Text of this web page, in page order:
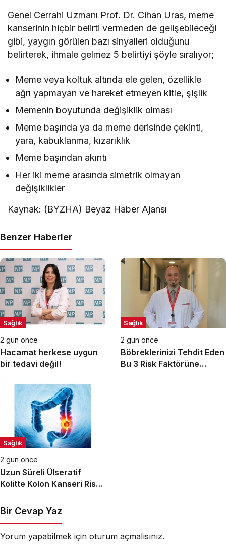
Genel Cerrahi Uzmanı Prof. Dr. Cihan Uras, meme
kanserinin hiçbir belirti vermeden de gelişebileceği
gibi, yaygın görülen bazı sinyalleri olduğunu
belirterek, ihmale gelmez 5 belirtiyi şöyle sıralıyor;
Meme veya koltuk altında ele gelen, özellikle
ağrı yapmayan ve hareket etmeyen kitle, şişlik
Memenin boyutunda değişiklik olması
Meme başında ya da meme derisinde çekinti,
yara, kabuklanma, kızarıklık
Meme başından akıntı
Her iki meme arasında simetrik olmayan
değişiklikler
Kaynak: (BYZHA) Beyaz Haber Ajansı
Benzer Haberler
Sağlık
2 gün önce
Hacamat herkese uygun
bir tedavi değil!
Sağlık
2 gün önce
Böbreklerinizi Tehdit Eden
Bu 3 Risk Faktörüne
Sağlık
2 gün önce
Uzun Süreli Ülseratif
Kolitte Kolon Kanseri Riski
Bir Cevap Yaz
Yorum yapabilmek için oturum açmalısınız.